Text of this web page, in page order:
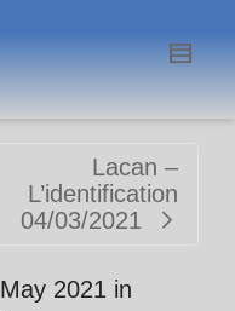
Lacan –
L’identification
04/03/2021
2021 in